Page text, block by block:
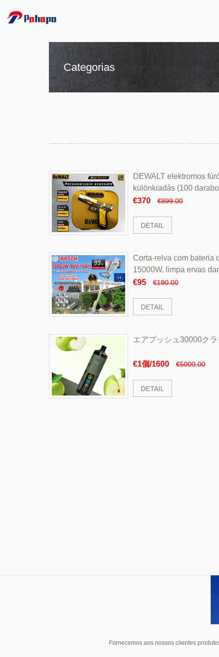
Categorias
DEWALT elektromos
különkiadás (100
€370
€899.00
DETAIL
Corta-relva com bateria
15000W, limpa ervas
rapidamente
€95 €190.00
DETAIL
エアプッシュ30000ク
€1個/1600 €5000.00
DETAIL
Fornecemos aos nossos clientes